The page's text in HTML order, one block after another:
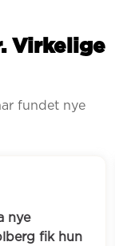
Virkelige
fundet nye
nye
fik hun